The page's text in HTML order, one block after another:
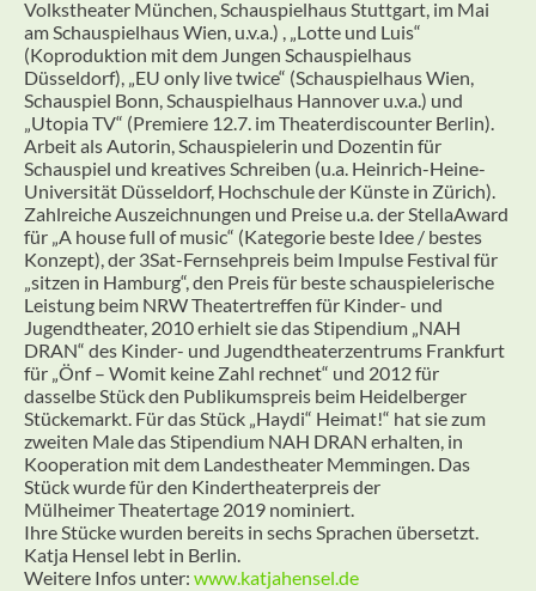
Volkstheater München, Schauspielhaus Stuttgart, im Mai
am Schauspielhaus Wien, u.v.a.) , „Lotte und Luis“
(Koproduktion mit dem Jungen Schauspielhaus
Düsseldorf), „EU only live twice“ (Schauspielhaus Wien,
Schauspiel Bonn, Schauspielhaus Hannover u.v.a.) und
„Utopia TV“ (Premiere 12.7. im Theaterdiscounter Berlin).
Arbeit als Autorin, Schauspielerin und Dozentin für
Schauspiel und kreatives Schreiben (u.a. Heinrich-Heine-
Universität Düsseldorf, Hochschule der Künste in Zürich).
Zahlreiche Auszeichnungen und Preise u.a. der StellaAward
für „A house full of music“ (Kategorie beste Idee / bestes
Konzept), der 3Sat-Fernsehpreis beim Impulse Festival für
„sitzen in Hamburg“, den Preis für beste schauspielerische
Leistung beim NRW Theatertreffen für Kinder- und
Jugendtheater, 2010 erhielt sie das Stipendium „NAH
DRAN“ des Kinder- und Jugendtheaterzentrums Frankfurt
für „Önf – Womit keine Zahl rechnet“ und 2012 für
dasselbe Stück den Publikumspreis beim Heidelberger
Stückemarkt. Für das Stück „Haydi“ Heimat!“ hat sie zum
zweiten Male das Stipendium NAH DRAN erhalten, in
Kooperation mit dem Landestheater Memmingen. Das
Stück wurde für den Kindertheaterpreis der
Mülheimer Theatertage 2019 nominiert.
Ihre Stücke wurden bereits in sechs Sprachen übersetzt.
Katja Hensel lebt in Berlin.
Weitere Infos unter: www.katjahensel.de